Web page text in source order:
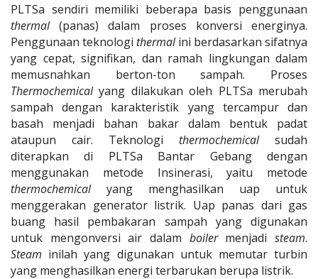
PLTSa sendiri memiliki beberapa basis penggunaan
thermal(panas) dalam proses konversi energinya.
Penggunaan teknologi thermalini berdasarkan sifatnya
yang cepat, signifikan, dan ramah lingkungan dalam
memusnahkan berton-ton sampah. Proses
Thermochemicalyang dilakukan oleh PLTSa merubah
sampah dengan karakteristik yang tercampur dan
basah menjadi bahan bakar dalam bentuk padat
ataupun cair. Teknologi thermochemicalsudah
diterapkan di PLTSa Bantar Gebang dengan
menggunakan metode Insinerasi, yaitu metode
thermochemical yang menghasilkan uap untuk
menggerakan generator listrik. Uap panas dari gas
buang hasil pembakaran sampah yang digunakan
untuk mengonversi air dalam boiler menjadisteam.
Steam inilah yang digunakan untuk memutar turbin
yang menghasilkan energi terbarukan berupa listrik.